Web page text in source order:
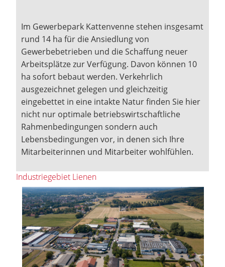
Im Gewerbepark Kattenvenne stehen insgesamt
rund 14 ha für die Ansiedlung von
Gewerbebetrieben und die Schaffung neuer
Arbeitsplätze zur Verfügung. Davon können 10
ha sofort bebaut werden. Verkehrlich
ausgezeichnet gelegen und gleichzeitig
eingebettet in eine intakte Natur finden Sie hier
nicht nur optimale betriebswirtschaftliche
Rahmenbedingungen sondern auch
Lebensbedingungen vor, in denen sich Ihre
Mitarbeiterinnen und Mitarbeiter wohlfühlen.
Industriegebiet Lienen